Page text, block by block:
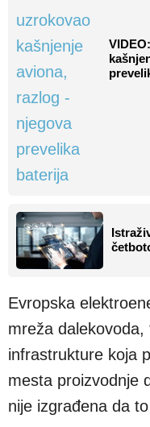
Evropska
mreža
infrastrukture koja
mesta proizvodnje
nije izgrađena da